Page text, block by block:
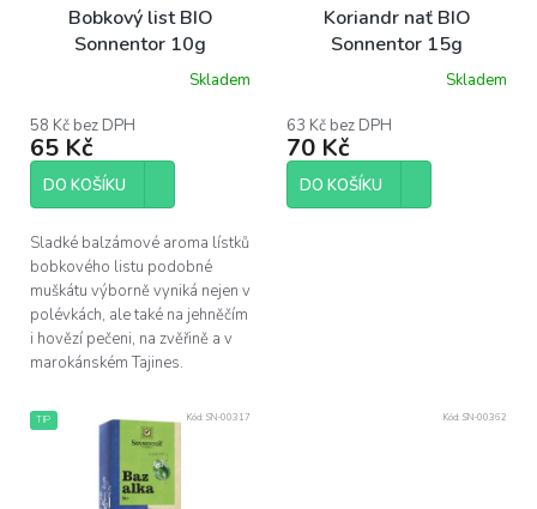
ů
Bobkový list BIO
Sonnentor 10g
Skladem
58 Kč bez DPH
65 Kč
DO KOŠÍKU
Sladké balzámové aroma lístků
bobkového listu podobné
muškátu výborně vyniká nejen v
polévkách, ale také na jehněčím
i hovězí pečeni, na zvěřině a v
marokánském Tajines.
Koriandr nať BIO
Sonnentor 15g
Skladem
63 Kč bez DPH
70 Kč
DO KOŠÍKU
TIP Kód: SN-00317 Kód: SN-00362